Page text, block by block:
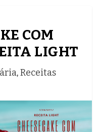
COM
LIGHT
,Receitas